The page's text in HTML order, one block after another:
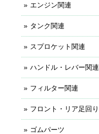
エンジン関連
タンク関連
スプロケット関連
ハンドル・レバー関連
フィルター関連
フロント・リア足回り
ゴムパーツ